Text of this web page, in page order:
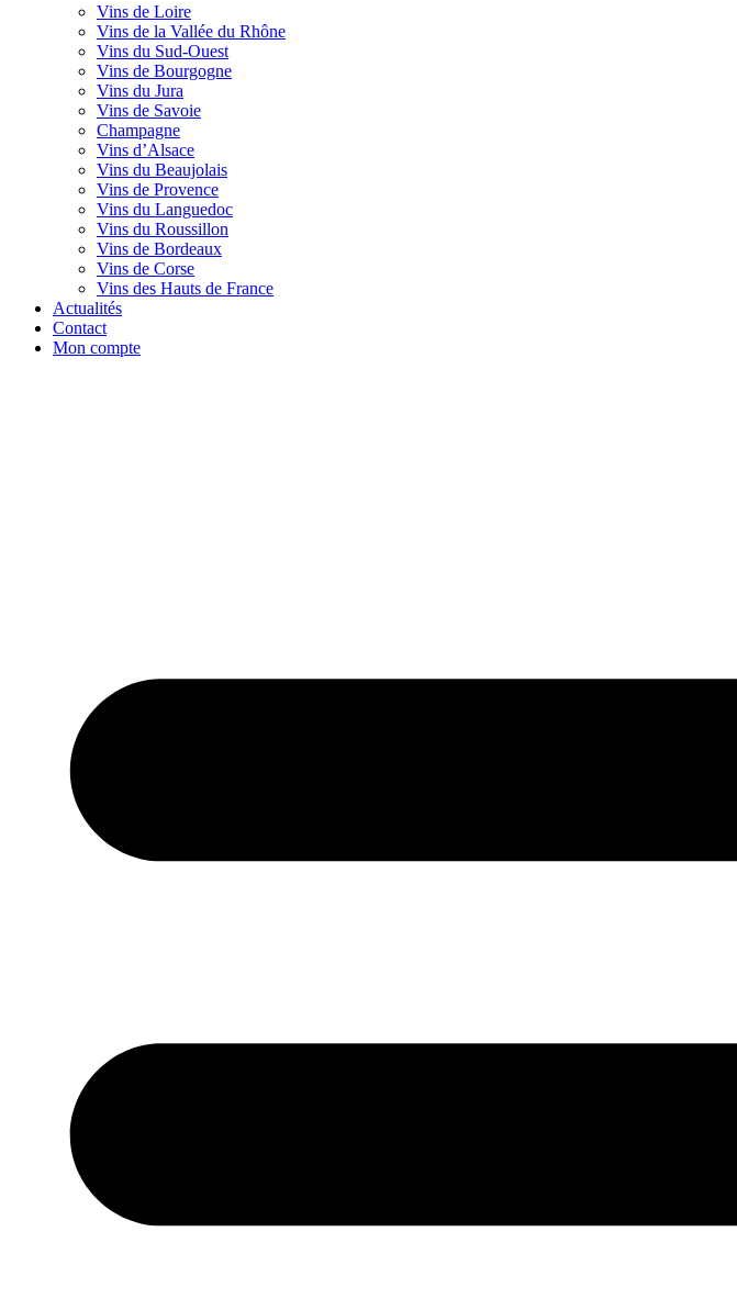
Vins de Loire
Vins de la Vallée du Rhône
Vins du Sud-Ouest
Vins de Bourgogne
Vins du Jura
Vins de Savoie
Champagne
Vins d’Alsace
Vins du Beaujolais
Vins de Provence
Vins du Languedoc
Vins du Roussillon
Vins de Bordeaux
Vins de Corse
Vins des Hauts de France
Actualités
Contact
Mon compte